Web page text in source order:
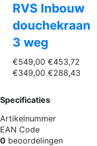
RVS Inbouw
douchekraan
3 weg
€549,00 €453,72
€349,00 €288,43
Specificaties
Artikelnummer
EAN Code
0 beoordelingen